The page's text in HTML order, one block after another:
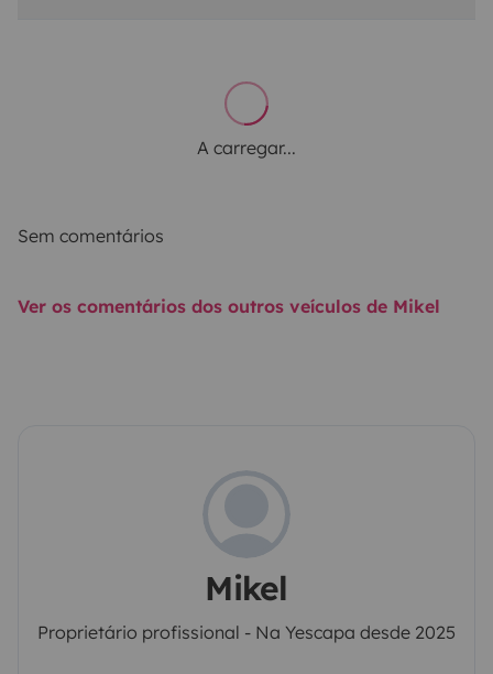
A carregar...
Sem comentários
Ver os comentários dos outros veículos de Mikel
Mikel
Proprietário profissional - Na Yescapa desde 2025